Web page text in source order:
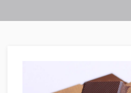
Contacto